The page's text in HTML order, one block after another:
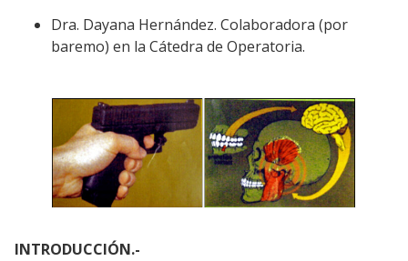
Dra. Dayana Hernández. Colaboradora (por
baremo) en la Cátedra de Operatoria.
INTRODUCCIÓN.-